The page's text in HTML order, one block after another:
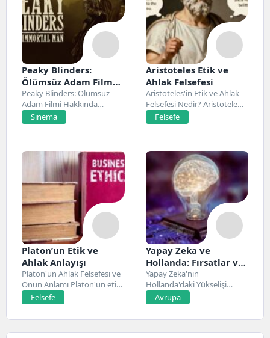
Peaky Blinders:
Ölümsüz Adam Film
Konusu, Oyuncuları
ve İnceleme
Peaky Blinders: Ölümsüz
Adam Filmi Hakkında
Netflix’te 20 Mart 2026...
Sinema
Aristoteles Etik ve
Ahlak Felsefesi
Aristoteles'in Etik ve Ahlak
Felsefesi Nedir? Aristoteles,
Antik Yunan felsefesinin...
Felsefe
Platon’un Etik ve
Ahlak Anlayışı
Platon'un Ahlak Felsefesi ve
Onun Anlamı Platon'un etik
ve ahlak...
Felsefe
Yapay Zeka ve
Hollanda: Fırsatlar ve
Zorluklar
Yapay Zeka'nın
Hollanda'daki Yükselişi
Hollanda, son yıllarda yapay
zeka alanında...
Avrupa